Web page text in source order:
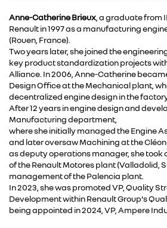
Anne-Catherine Brieux , a graduate from
Renault in 1997 as a manufacturing
(Rouen, France).
Two years later, she joined the
key product standardization projects
Alliance. In 2006, Anne-Catherine
Design Office at the Mechanical plant,
decentralized engine design in the
After 12 years in engine design and
Manufacturing department,
where she initially managed the Engine
and later oversaw Machining at the
as deputy operations manager, she took
of the Renault Motores plant (Valladolid,
management of the Palencia plant.
In 2023, she was promoted VP, Quality
Development within Renault Group's
being appointed in 2024, VP, Ampere